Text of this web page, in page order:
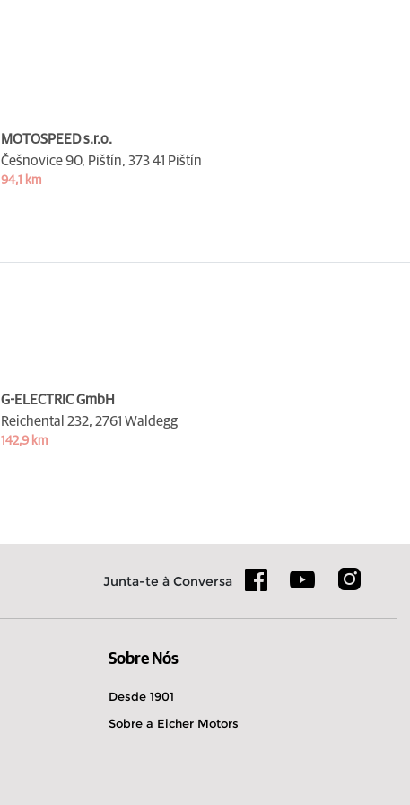
MOTOSPEED s.r.o.
Češnovice 90, Pištín, 373 41 Pištín
94,1 km
G-ELECTRIC GmbH
Reichental 232, 2761 Waldegg
142,9 km
Junta-te à Conversa
Sobre Nós
Desde 1901
Sobre a Eicher Motors